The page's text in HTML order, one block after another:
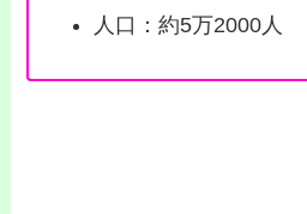
人口：約5万2000人